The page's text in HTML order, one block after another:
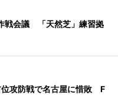
戦会議 「天然芝」練習拠
位攻防戦で名古屋に惜敗 F